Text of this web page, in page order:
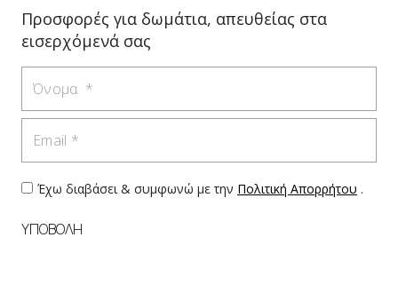
Προσφορές για δωμάτια, απευθείας στα
εισερχόμενά σας
Έχω διαβάσει & συμφωνώ με την Πολιτική Απορρήτου .
ΥΠΟΒΟΛΗ